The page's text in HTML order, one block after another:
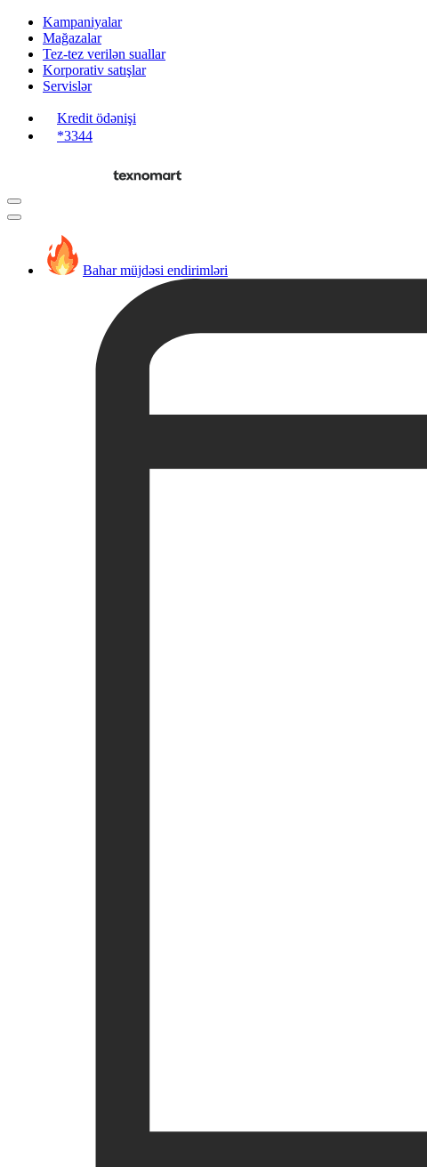
Kampaniyalar
Mağazalar
Tez-tez verilən suallar
Korporativ satışlar
Servislər
Kredit ödənişi
*3344
Bahar müjdəsi endirimləri